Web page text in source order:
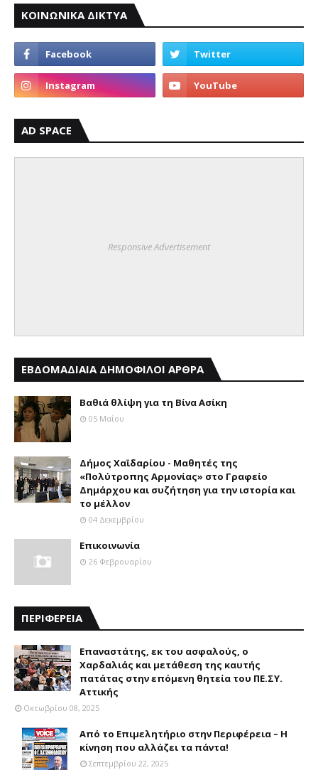
ΚΟΙΝΩΝΙΚΑ ΔΙΚΤΥΑ
AD SPACE
Responsive Advertisement
ΕΒΔΟΜΑΔΙΑΙΑ ΔΗΜΟΦΙΛΟΙ ΑΡΘΡΑ
Βαθιά θλίψη για τη Βίνα Ασίκη
05 Μαΐου
Δήμος Χαϊδαρίου - Μαθητές της
«Πολύτροπης Αρμονίας» στο Γραφείο
Δημάρχου και συζήτηση για την ιστορία και
το μέλλον
04 Δεκεμβρίου
Επικοινωνία
26 Φεβρουαρίου
ΠΕΡΙΦΕΡΕΙΑ
Επαναστάτης, εκ του ασφαλούς, ο
Χαρδαλιάς και μετάθεση της καυτής
πατάτας στην επόμενη θητεία του ΠΕ.ΣΥ.
Αττικής
Οκτωβρίου 08, 2025
Από το Επιμελητήριο στην Περιφέρεια – Η
κίνηση που αλλάζει τα πάντα!
Σεπτεμβρίου 22, 2025